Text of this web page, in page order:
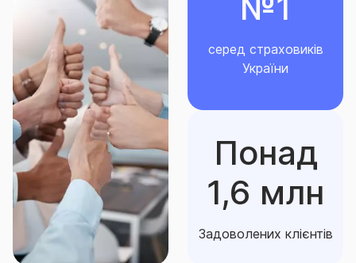
серед страховиків
України
Понад
1,6 млн
Задоволених клієнтів